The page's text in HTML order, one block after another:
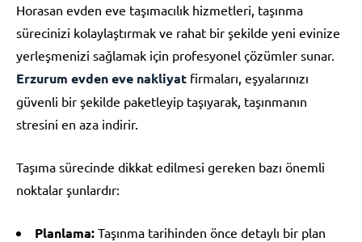
Horasan evden eve taşımacılık hizmetleri, taşınma
sürecinizi kolaylaştırmak ve rahat bir şekilde yeni evinize
yerleşmenizi sağlamak için profesyonel çözümler sunar.
Erzurum evden eve nakliyat firmaları, eşyalarınızı
güvenli bir şekilde paketleyip taşıyarak, taşınmanın
stresini en aza indirir.
Taşıma sürecinde dikkat edilmesi gereken bazı önemli
noktalar şunlardır:
Planlama: Taşınma tarihinden önce detaylı bir plan